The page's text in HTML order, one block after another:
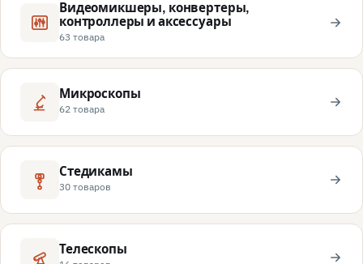
Видеомикшеры, конвертеры,
контроллеры и аксессуары
63 товара
Микроскопы
62 товара
Стедикамы
30 товаров
Телескопы